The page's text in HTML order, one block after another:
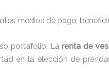
medios de pago,
portafolio. La renta de
en la elección de